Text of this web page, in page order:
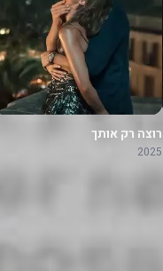
רוצה רק אותך
2025